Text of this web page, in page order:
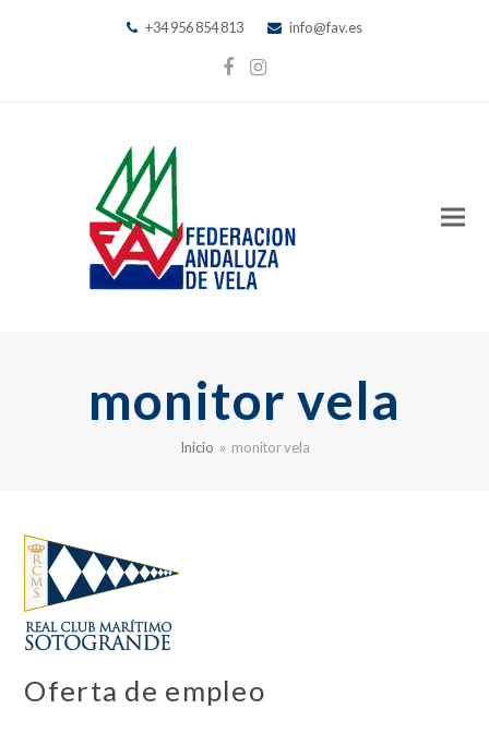
+34 956 854 813 info@fav.es
Facebook
Instagram
monitor vela
Inicio » monitor vela
Oferta de empleo